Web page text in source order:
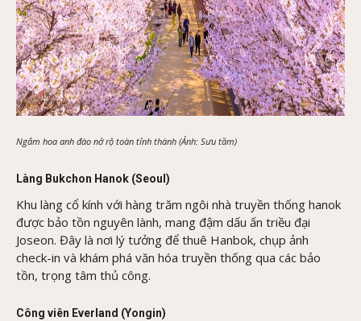
Ngắm hoa anh đào nở rộ toàn tỉnh thành (Ảnh: Sưu tầm)
Làng Bukchon Hanok (Seoul)
Khu làng cổ kính với hàng trăm ngôi nhà truyền thống hanok
được bảo tồn nguyên lành, mang đậm dấu ấn triều đại
Joseon. Đây là nơi lý tưởng để thuê Hanbok, chụp ảnh
check-in và khám phá văn hóa truyền thống qua các bảo
tồn, trọng tâm thủ công.
Công viên Everland (Yongin)